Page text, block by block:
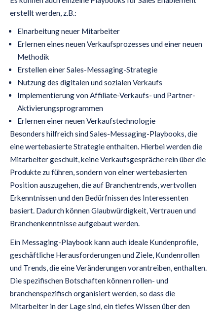
erstellt werden, z.B.:
Einarbeitung neuer Mitarbeiter
Erlernen eines neuen Verkaufsprozesses und einer neuen
Methodik
Erstellen einer Sales-Messaging-Strategie
Nutzung des digitalen und sozialen Verkaufs
Implementierung von Affiliate-Verkaufs- und Partner-
Aktivierungsprogrammen
Erlernen einer neuen Verkaufstechnologie
Besonders hilfreich sind Sales-Messaging-Playbooks, die
eine wertebasierte Strategie enthalten. Hierbei werden die
Mitarbeiter geschult, keine Verkaufsgespräche rein über die
Produkte zu führen, sondern von einer wertebasierten
Position auszugehen, die auf Branchentrends, wertvollen
Erkenntnissen und den Bedürfnissen des Interessenten
basiert. Dadurch können Glaubwürdigkeit, Vertrauen und
Branchenkenntnisse aufgebaut werden.
Ein Messaging-Playbook kann auch ideale Kundenprofile,
geschäftliche Herausforderungen und Ziele, Kundenrollen
und Trends, die eine Veränderungen vorantreiben, enthalten.
Die spezifischen Botschaften können rollen- und
branchenspezifisch organisiert werden, so dass die
Mitarbeiter in der Lage sind, ein tiefes Wissen über den